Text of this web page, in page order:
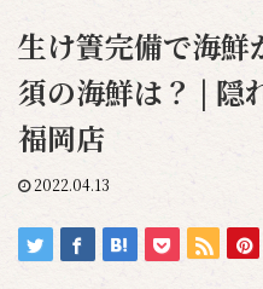
生け簀完備で海鮮
須の海鮮は？ | 隠
福岡店
2022.04.13